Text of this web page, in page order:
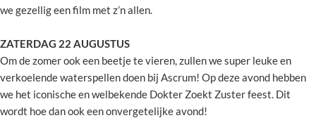
we gezellig een film met z’n allen.
ZATERDAG 22 AUGUSTUS
Om de zomer ook een beetje te vieren, zullen we super leuke en
verkoelende waterspellen doen bij Ascrum! Op deze avond hebben
we het iconische en welbekende Dokter Zoekt Zuster feest. Dit
wordt hoe dan ook een onvergetelijke avond!